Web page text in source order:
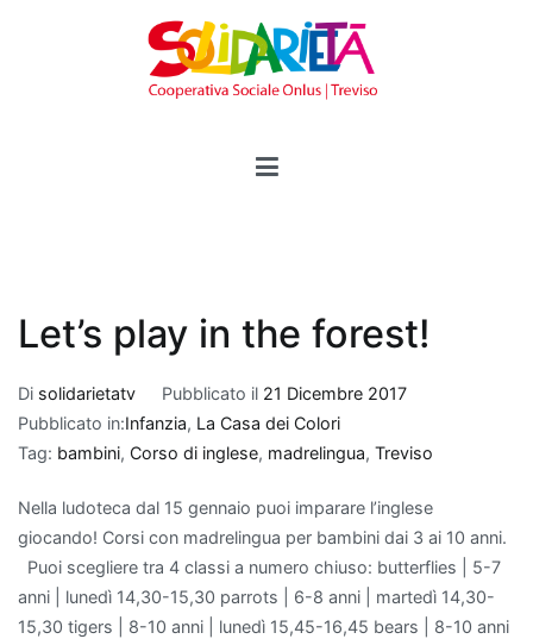
Let’s play in the forest!
Di solidarietatv Pubblicato il 21 Dicembre 2017
Pubblicato in:Infanzia, La Casa dei Colori
Tag: bambini, Corso di inglese, madrelingua, Treviso
Nella ludoteca dal 15 gennaio puoi imparare l’inglese
giocando! Corsi con madrelingua per bambini dai 3 ai 10 anni.
Puoi scegliere tra 4 classi a numero chiuso: butterflies | 5-7
anni | lunedì 14,30-15,30 parrots | 6-8 anni | martedì 14,30-
15,30 tigers | 8-10 anni | lunedì 15,45-16,45 bears | 8-10 anni